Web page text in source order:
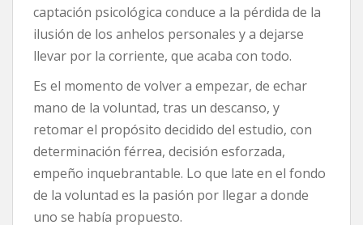
captación psicológica conduce a la pérdida de la
ilusión de los anhelos personales y a dejarse
llevar por la corriente, que acaba con todo.
Es el momento de volver a empezar, de echar
mano de la voluntad, tras un descanso, y
retomar el propósito decidido del estudio, con
determinación férrea, decisión esforzada,
empeño inquebrantable. Lo que late en el fondo
de la voluntad es la pasión por llegar a donde
uno se había propuesto.